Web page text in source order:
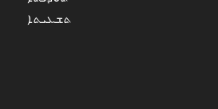
ܬܫܥܝܬܐ